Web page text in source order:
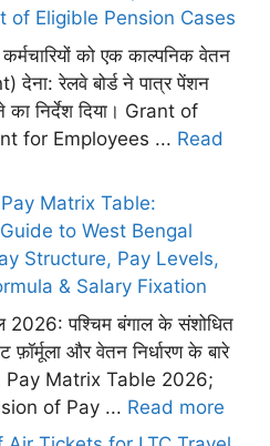
of Eligible Pension Cases
को एक काल्पनिक वेतन
रेलवे बोर्ड ने पात्र पेंशन
का निर्देश दिया। Grant of
for Employees ... Read
Matrix Table:
to West Bengal
Structure, Pay Levels,
& Salary Fixation
2026: पश्चिम बंगाल के संशोधित
और वेतन निर्धारण के बारे
Pay Matrix Table 2026;
of Pay ... Read more